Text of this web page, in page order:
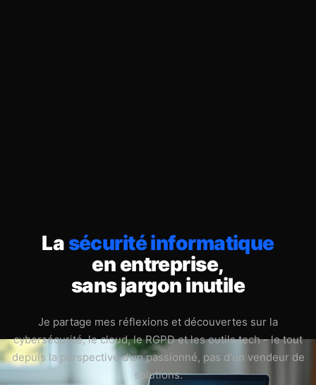
Lasécurité informatique
en entreprise,
sans jargon inutile
Je partage mes réflexions et découvertes sur la
cybersécurité, le cloud, le RGPD et les outils tech - le tout
depuis la perspective d'un passionné, pas d'un vendeur de
solutions.